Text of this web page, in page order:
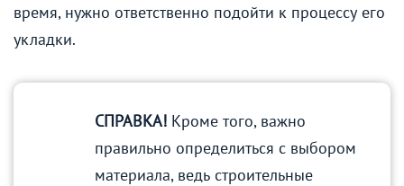
время, нужно ответственно подойти к процессу его
укладки.
СПРАВКА! Кроме того, важно
правильно определиться с выбором
материала, ведь строительные